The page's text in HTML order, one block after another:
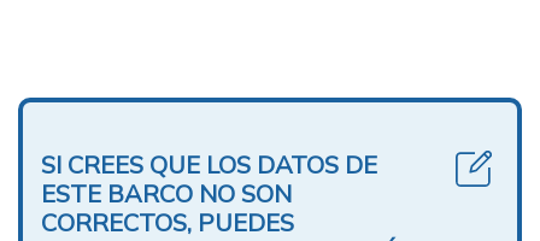
SI CREES QUE LOS DATOS DE
ESTE BARCO NO SON
CORRECTOS, PUEDES